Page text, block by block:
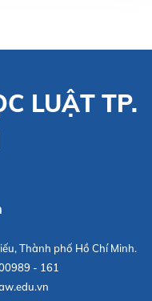
LUẬT TP.
Thành phố Hồ Chí Minh.
- 161